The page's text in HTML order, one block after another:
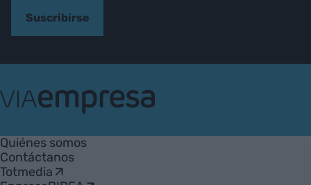
Suscribirse
Empresa
Quiénes somos
Contáctanos
Totmedia